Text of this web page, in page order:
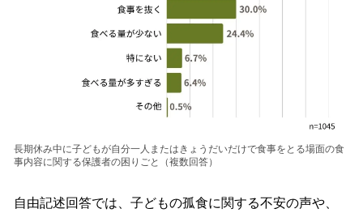
長期休み中に子どもが自分一人またはきょうだいだけで食事をとる場面の食
事内容に関する保護者の困りごと（複数回答）
自由記述回答では、子どもの孤食に関する不安の声や、